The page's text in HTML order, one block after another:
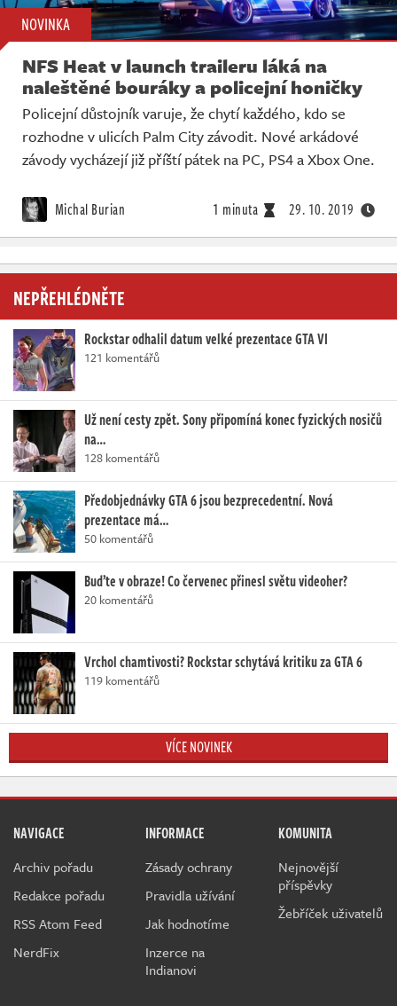
NOVINKA
NFS Heat v launch traileru láká na
naleštěné bouráky a policejní honičky
Policejní důstojník varuje, že chytí každého, kdo se
rozhodne v ulicích Palm City závodit. Nové arkádové
závody vycházejí již příští pátek na PC, PS4 a Xbox One.
Michal Burian 1 minuta 29. 10. 2019
NEPŘEHLÉDNĚTE
Rockstar odhalil datum velké prezentace GTA VI
121 komentářů
Už není cesty zpět. Sony připomíná konec fyzických nosičů
na…
128 komentářů
Předobjednávky GTA 6 jsou bezprecedentní. Nová
prezentace má…
50 komentářů
Buďte v obraze! Co červenec přinesl světu videoher?
20 komentářů
Vrchol chamtivosti? Rockstar schytává kritiku za GTA 6
119 komentářů
VÍCE NOVINEK
NAVIGACE
Archiv pořadu
Redakce pořadu
RSS Atom Feed
NerdFix
INFORMACE
Zásady ochrany
Pravidla užívání
Jak hodnotíme
Inzerce na
Indianovi
KOMUNITA
Nejnovější
příspěvky
Žebříček uživatelů